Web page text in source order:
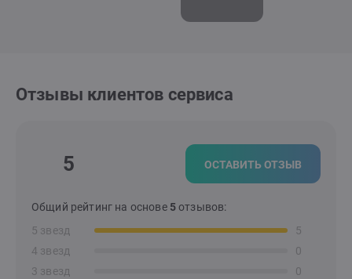
Отзывы клиентов сервиса
5 ОСТАВИТЬ ОТЗЫВ
Общий рейтинг на основе 5отзывов:
5 звезд
5
4 звезд
0
3 звезд
0